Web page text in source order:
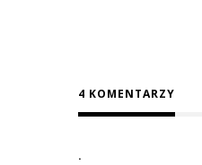
4 KOMENTARZY
.